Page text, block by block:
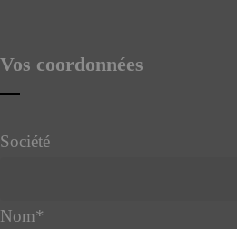
Vos coordonnées
Société
Nom*